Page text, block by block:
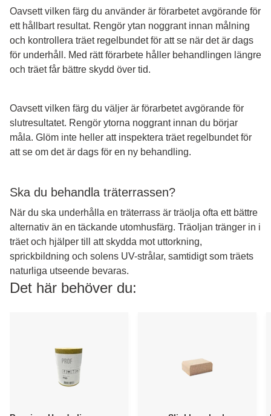
Oavsett vilken färg du använder är förarbetet avgörande för
ett hållbart resultat. Rengör ytan noggrant innan målning
och kontrollera träet regelbundet för att se när det är dags
för underhåll. Med rätt förarbete håller behandlingen längre
och träet får bättre skydd över tid.
Oavsett vilken färg du väljer är förarbetet avgörande för
slutresultatet. Rengör ytorna noggrant innan du börjar
måla. Glöm inte heller att inspektera träet regelbundet för
att se om det är dags för en ny behandling.
Ska du behandla träterrassen?
När du ska underhålla en träterrass är träolja ofta ett bättre
alternativ än en täckande utomhusfärg. Träoljan tränger in i
träet och hjälper till att skydda mot uttorkning,
sprickbildning och solens UV-strålar, samtidigt som träets
naturliga utseende bevaras.
Det här behöver du: